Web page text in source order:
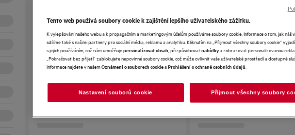
Tento web používá soubory cookie k zajištění lepšího uživatelského zážitku.
K vylepšování našeho webu a k propagačním a marketingovým účelům používáme soubory cookie. Informace o tom, jak náš
sdílíme také s našimi partnery pro sociální média, reklamu a analytiku. Kliknutím na „Přijmout všechny soubory cookie“
s jejich používáním, což nám umožňujepersonalizovat obsah , přizpůsobovatnabídkya zobrazovat personalizovanou
„Pokračovat bez přijetí“ zablokujete nepovinné soubory cookie, což může ovlivnit vaše uživatelské prostředí a dostupné
informace najdete v našemOznámení o souborech cookieaProhlášení o ochraně osobních údajů
Nastavení souborů cookie Přijmout všechny soubory